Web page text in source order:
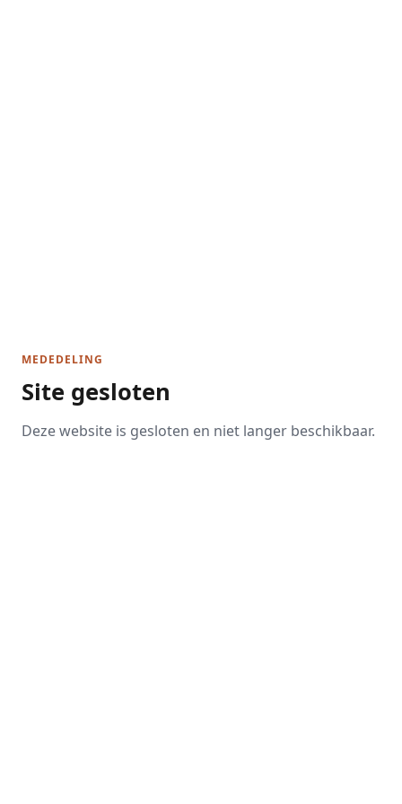
MEDEDELING
Site gesloten
Deze website is gesloten en niet langer beschikbaar.